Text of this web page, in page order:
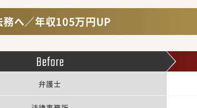
へ／年収105万円UP
弁護士